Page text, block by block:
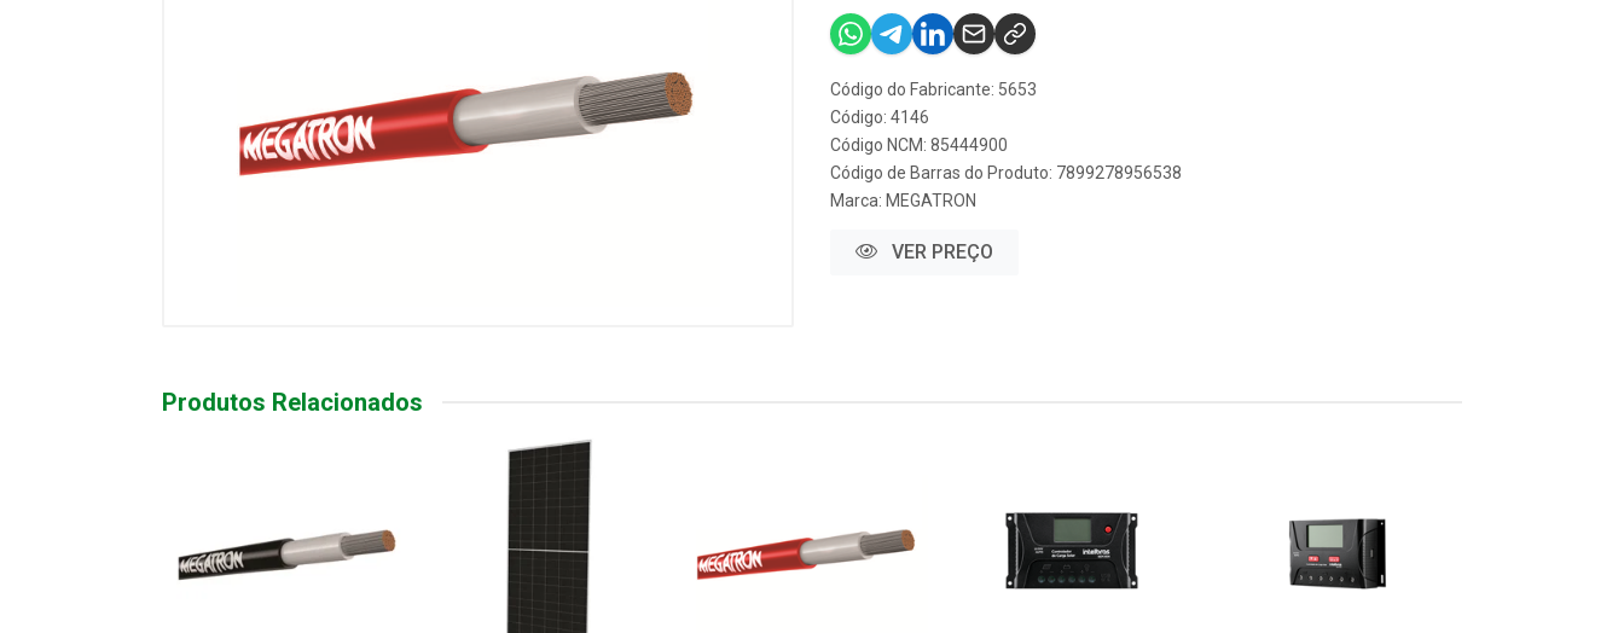
Código do Fabricante: 5653
Código: 4146
Código NCM: 85444900
Código de Barras do Produto: 7899278956538
Marca: MEGATRON
VER PREÇO
Produtos Relacionados